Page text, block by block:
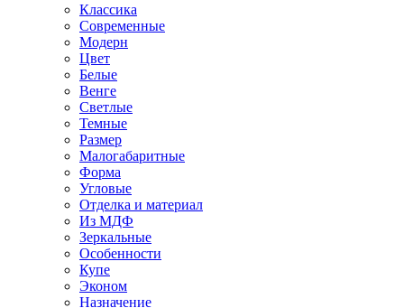
Классика
Современные
Модерн
Цвет
Белые
Венге
Светлые
Темные
Размер
Малогабаритные
Форма
Угловые
Отделка и материал
Из МДФ
Зеркальные
Особенности
Купе
Эконом
Назначение